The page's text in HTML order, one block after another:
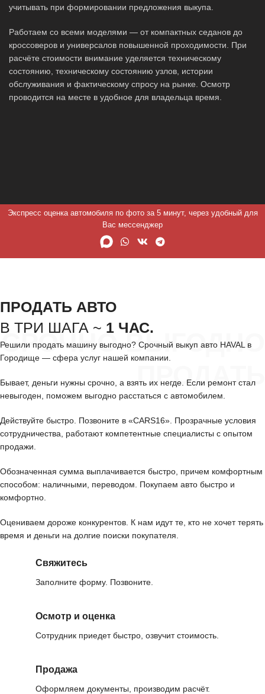
учитывать при формировании предложения выкупа.
Работаем со всеми моделями — от компактных седанов до
кроссоверов и универсалов повышенной проходимости. При
расчёте стоимости внимание уделяется техническому
состоянию, техническому состоянию узлов, истории
обслуживания и фактическому спросу на рынке. Осмотр
проводится на месте в удобное для владельца время.
Экспресс оценка автомобиля по фото за 5 минут, через удобный для
Вас мессенджер
СРОЧНО ВЫГОДНО
ПРОДАТЬ
ПРОДАТЬ АВТО
В ТРИ ШАГА ~ 1 ЧАС.
Решили продать машину выгодно? Срочный выкуп авто HAVAL в
Городище — сфера услуг нашей компании.
Бывает, деньги нужны срочно, а взять их негде. Если ремонт стал
невыгоден, поможем выгодно расстаться с автомобилем.
Действуйте быстро. Позвоните в «CARS16». Прозрачные условия
сотрудничества, работают компетентные специалисты с опытом
продажи.
Обозначенная сумма выплачивается быстро, причем комфортным
способом: наличными, переводом. Покупаем авто быстро и
комфортно.
Оцениваем дороже конкурентов. К нам идут те, кто не хочет терять
время и деньги на долгие поиски покупателя.
Свяжитесь
Заполните форму. Позвоните.
Осмотр и оценка
Сотрудник приедет быстро, озвучит стоимость.
Продажа
Оформляем документы, производим расчёт.